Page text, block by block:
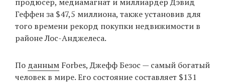
Геффен за $47,5 миллиона, также установив для
того времени рекорд покупки недвижимости в
районе Лос-Анджелеса.
По данным Forbes, Джефф Безос — самый богатый
человек в мире. Его состояние составляет $131